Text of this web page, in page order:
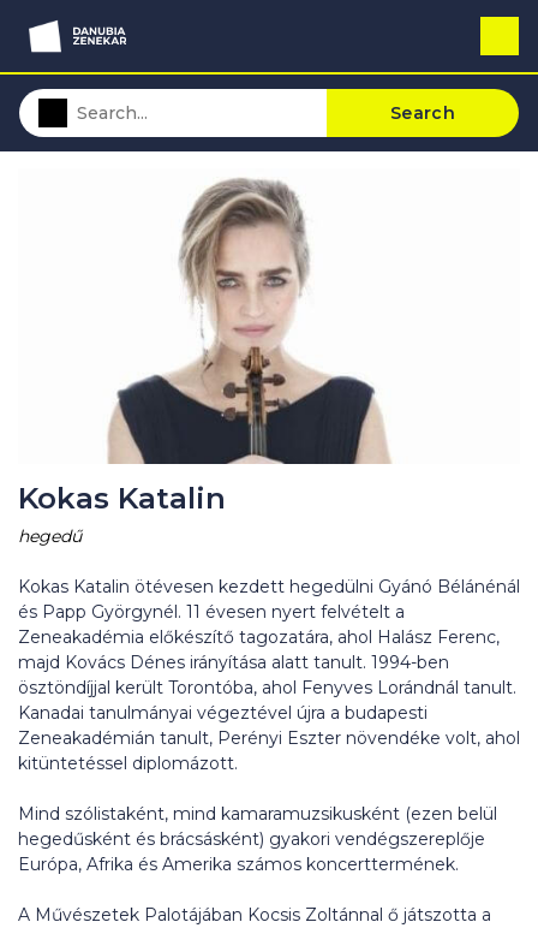
Search
Kokas Katalin
hegedű
Kokas Katalin ötévesen kezdett hegedülni Gyánó Bélánénál
és Papp Györgynél. 11 évesen nyert felvételt a
Zeneakadémia előkészítő tagozatára, ahol Halász Ferenc,
majd Kovács Dénes irányítása alatt tanult. 1994-ben
ösztöndíjjal került Torontóba, ahol Fenyves Lorándnál tanult.
Kanadai tanulmányai végeztével újra a budapesti
Zeneakadémián tanult, Perényi Eszter növendéke volt, ahol
kitüntetéssel diplomázott.
Mind szólistaként, mind kamaramuzsikusként (ezen belül
hegedűsként és brácsásként) gyakori vendégszereplője
Európa, Afrika és Amerika számos koncerttermének.
A Művészetek Palotájában Kocsis Zoltánnal ő játszotta a